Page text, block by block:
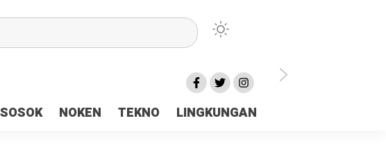
SOSOK NOKEN TEKNO LINGKUNGAN
Deklarasi Pemilu Ceria Tanah Papua
Deposit Kas Daerah Rp23 Miliar Disorot